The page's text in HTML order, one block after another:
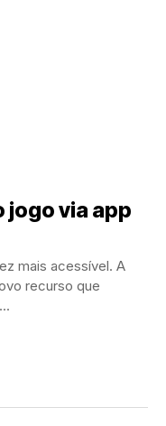
jogo via app
mais acessível. A
recurso que